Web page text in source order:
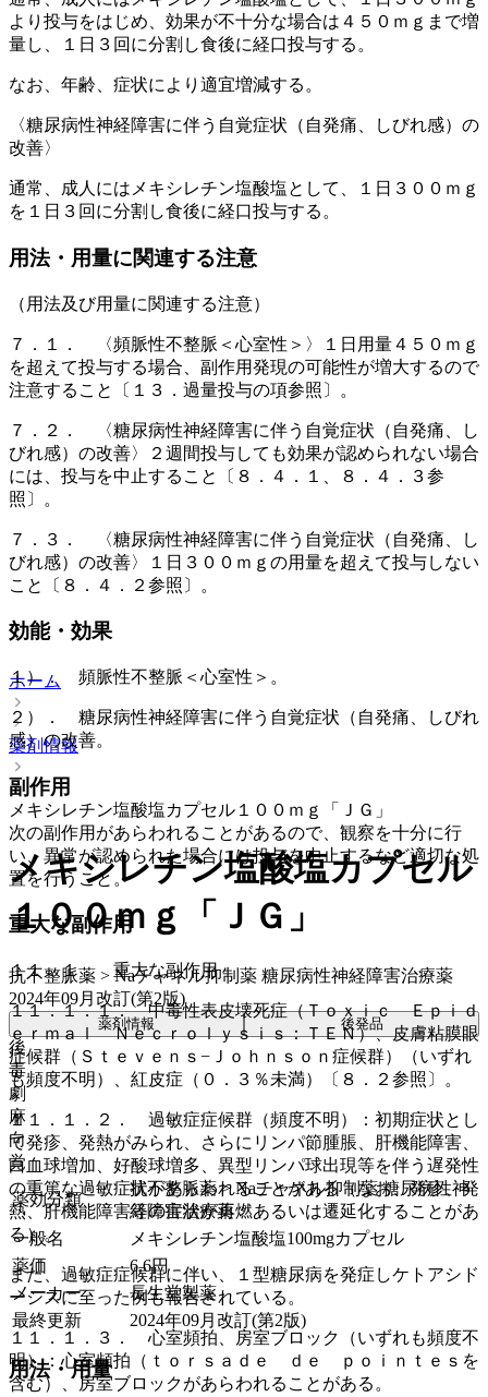
より投与をはじめ、効果が不十分な場合は４５０ｍｇまで増
量し、１日３回に分割し食後に経口投与する。
なお、年齢、症状により適宜増減する。
〈糖尿病性神経障害に伴う自覚症状（自発痛、しびれ感）の
改善〉
通常、成人にはメキシレチン塩酸塩として、１日３００ｍｇ
を１日３回に分割し食後に経口投与する。
用法・用量に関連する注意
（用法及び用量に関連する注意）
７．１． 〈頻脈性不整脈＜心室性＞〉１日用量４５０ｍｇ
を超えて投与する場合、副作用発現の可能性が増大するので
注意すること〔１３．過量投与の項参照〕。
７．２． 〈糖尿病性神経障害に伴う自覚症状（自発痛、し
びれ感）の改善〉２週間投与しても効果が認められない場合
には、投与を中止すること〔８．４．１、８．４．３参
照〕。
７．３． 〈糖尿病性神経障害に伴う自覚症状（自発痛、し
びれ感）の改善〉１日３００ｍｇの用量を超えて投与しない
こと〔８．４．２参照〕。
効能・効果
１）． 頻脈性不整脈＜心室性＞。
２）． 糖尿病性神経障害に伴う自覚症状（自発痛、しびれ
感）の改善。
副作用
次の副作用があらわれることがあるので、観察を十分に行
い、異常が認められた場合には投与を中止するなど適切な処
置を行うこと。
重大な副作用
１１．１． 重大な副作用
１１．１．１． 中毒性表皮壊死症（Ｔｏｘｉｃ Ｅｐｉｄ
ｅｒｍａｌ Ｎｅｃｒｏｌｙｓｉｓ：ＴＥＮ）、皮膚粘膜眼
症候群（Ｓｔｅｖｅｎｓ−Ｊｏｈｎｓｏｎ症候群）（いずれ
も頻度不明）、紅皮症（０．３％未満）〔８．２参照〕。
１１．１．２． 過敏症症候群（頻度不明）：初期症状とし
て発疹、発熱がみられ、さらにリンパ節腫脹、肝機能障害、
白血球増加、好酸球増多、異型リンパ球出現等を伴う遅発性
の重篤な過敏症状があらわれることがある（なお、発疹、発
熱、肝機能障害等の症状が再燃あるいは遷延化することがあ
る）。
また、過敏症症候群に伴い、１型糖尿病を発症しケトアシド
ーシスに至った例も報告されている。
１１．１．３． 心室頻拍、房室ブロック（いずれも頻度不
明）：心室頻拍（ｔｏｒｓａｄｅ ｄｅ ｐｏｉｎｔｅｓを
含む）、房室ブロックがあらわれることがある。
ホーム
薬剤情報
メキシレチン塩酸塩カプセル１００ｍｇ「ＪＧ」
メキシレチン塩酸塩カプセル
１００ｍｇ「ＪＧ」
抗不整脈薬 > Naチャネル抑制薬 糖尿病性神経障害治療薬
2024年09月改訂(第2版)
薬剤情報 後発品
後
毒
劇
麻
向
覚
薬効分類
抗不整脈薬 > Naチャネル抑制薬 糖尿病性神
経障害治療薬
一般名
メキシレチン塩酸塩100mgカプセル
薬価
6.6円
メーカー
長生堂製薬
最終更新
2024年09月改訂(第2版)
用法・用量